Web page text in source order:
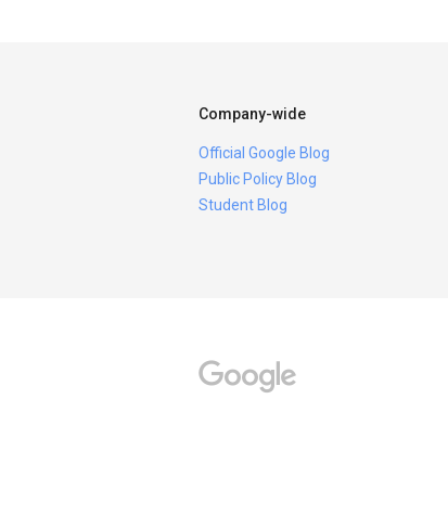
Company-wide
Official Google Blog
Public Policy Blog
Student Blog